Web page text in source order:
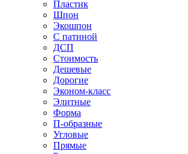
Пластик
Шпон
Экошпон
С патиной
ДСП
Стоимость
Дешевые
Дорогие
Эконом-класс
Элитные
Форма
П-образные
Угловые
Прямые